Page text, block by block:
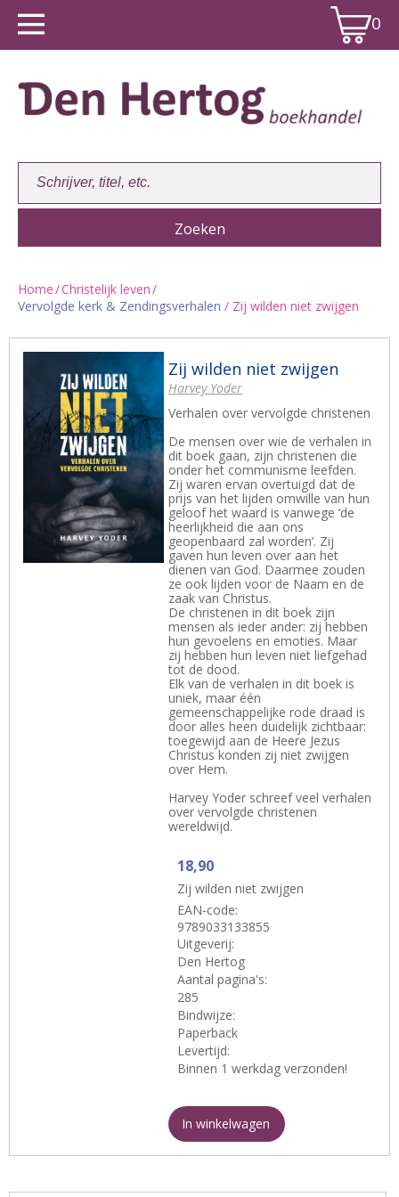
0
Winkelwagen:
Home/Christelijk leven/
Vervolgde kerk & Zendingsverhalen / Zij wilden niet zwijgen
Zij wilden niet zwijgen
Harvey Yoder
Verhalen over vervolgde christenen
De mensen over wie de verhalen in
dit boek gaan, zijn christenen die
onder het communisme leefden.
Zij waren ervan overtuigd dat de
prijs van het lijden omwille van hun
geloof het waard is vanwege ‘de
heerlijkheid die aan ons
geopenbaard zal worden’. Zij
gaven hun leven over aan het
dienen van God. Daarmee zouden
ze ook lijden voor de Naam en de
zaak van Christus.
De christenen in dit boek zijn
mensen als ieder ander: zij hebben
hun gevoelens en emoties. Maar
zij hebben hun leven niet liefgehad
tot de dood.
Elk van de verhalen in dit boek is
uniek, maar één
gemeenschappelijke rode draad is
door alles heen duidelijk zichtbaar:
toegewijd aan de Heere Jezus
Christus konden zij niet zwijgen
over Hem.
Harvey Yoder schreef veel verhalen
over vervolgde christenen
wereldwijd.
18,90
Zij wilden niet zwijgen
EAN-code:
9789033133855
Uitgeverij:
Den Hertog
Aantal pagina's:
285
Bindwijze:
Paperback
Levertijd:
Binnen 1 werkdag verzonden!
In winkelwagen